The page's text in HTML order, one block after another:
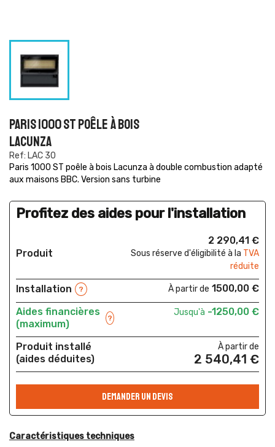
PARIS 1000 ST POÊLE À BOIS
LACUNZA
Ref: LAC 30
Paris 1000 ST poêle à bois Lacunza à double combustion adapté
aux maisons BBC. Version sans turbine
Profitez des aides pour l'installation
Produit
2 290,41 €
Sous réserve d'éligibilité à la TVA
réduite
Installation ? À partir de 1500,00 €
Aides financières
(maximum)
?
Jusqu'à -1250,00 €
Produit installé
(aides déduites)
À partir de
2 540,41 €
DEMANDER UN DEVIS
Caractéristiques techniques